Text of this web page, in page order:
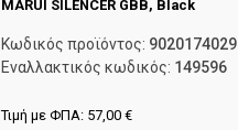
MARUI SILENCER GBB, Black
Κωδικός προϊόντος: 9020174029
Εναλλακτικός κωδικός: 149596
Τιμή με ΦΠΑ: 57,00€